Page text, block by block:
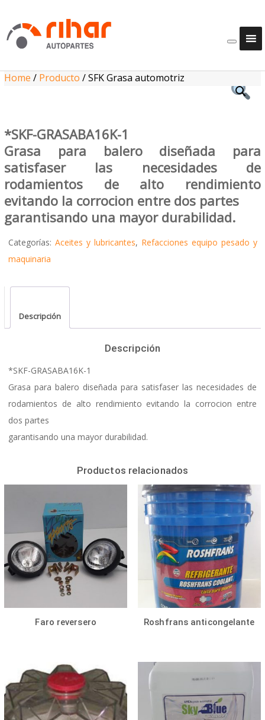
Home / Producto /SFK Grasa automotriz
*SKF-GRASABA16K-1
Grasa para balero diseñada para
satisfaser las necesidades de
rodamientos de alto rendimiento
evitando la corrocion entre dos partes
garantisando una mayor durabilidad.
Categorías: Aceites y lubricantes, Refacciones equipo pesado y
maquinaria
Descripción
Descripción
*SKF-GRASABA16K-1
Grasa para balero diseñada para satisfaser las necesidades de
rodamientos de alto rendimiento evitando la corrocion entre
dos partes
garantisando una mayor durabilidad.
Productos relacionados
Faro reversero Roshfrans anticongelante